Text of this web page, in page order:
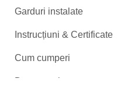
Garduri instalate
Instrucțiuni & Certificate
Cum cumperi
Despre noi